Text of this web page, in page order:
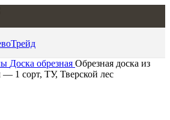
Доска обрезная Обрезная доска из
1 сорт, ТУ, Тверской лес